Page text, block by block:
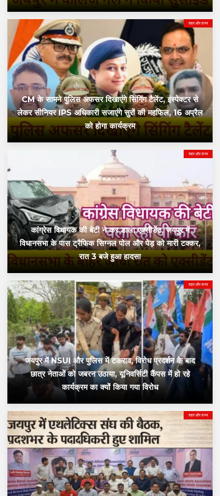
शहर और राज्य
CM के सामने पुलिस अफसर दिखाएंगे सिंगिंग टैलेंट, इंस्पेक्टर से
लेकर सीनियर IPS अधिकारी सजाएंगे सुरों की महफिल, 16 अप्रैल
को होगा कार्यक्रम
शहर और राज्य
कांग्रेस विधायक की बेटी ने कर डाला एक्सीडेंट, जयपुर में
विधानसभा के पास ट्रैफिक सिग्नल पोल और पेड़ को मारी टक्कर,
रात 3 बजे हुआ हादसा
शहर और राज्य
जयपुर में NSUI और पुलिस में टकराव, विरोध प्रदर्शन के बाद
छात्र नेताओं को जबरन उठाया, यूनिवर्सिटी कैंपस में हो रहे
कार्यक्रम का क्यों किया गया विरोध
शहर और राज्य